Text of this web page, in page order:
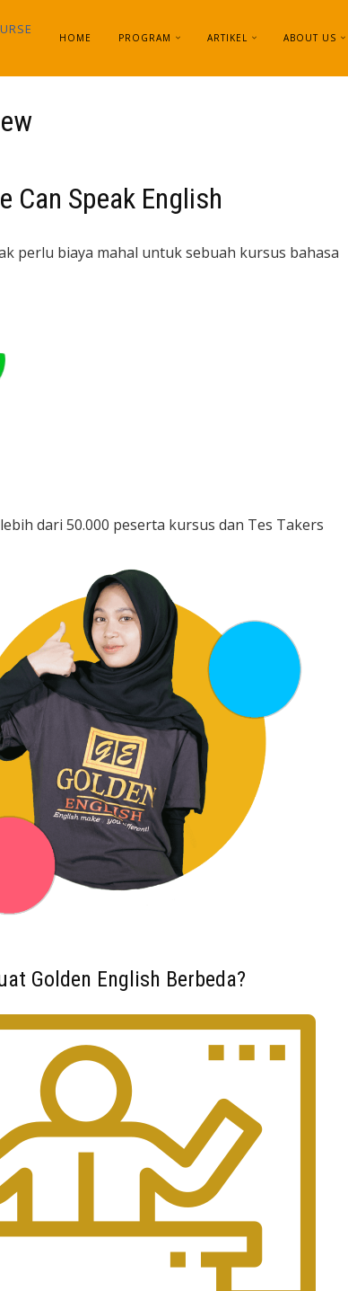
HOME PROGRAM ARTIKEL ABOUT US
Can Speak English
perlu biaya mahal untuk sebuah kursus bahasa
dari 50.000 peserta kursus dan Tes Takers
Golden English Berbeda?